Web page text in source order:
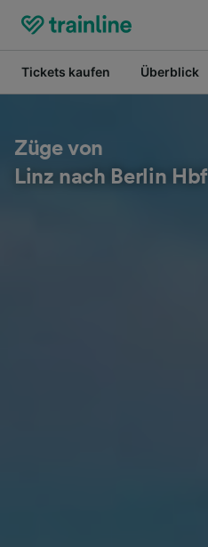
Tickets kaufen Überblick
Züge von
Linz nach Berlin Hbf